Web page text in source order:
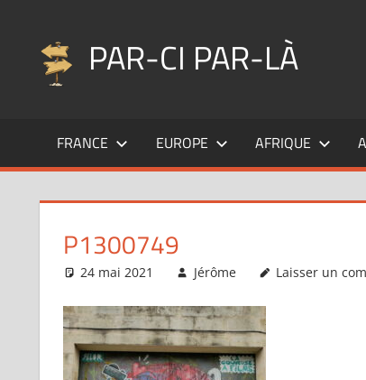
contenu
PAR-CI PAR-LÀ
fil
pérégrinations
FRANCE EUROPE AFRIQUE
P1300749
24 mai 2021 Jérôme Laisser un